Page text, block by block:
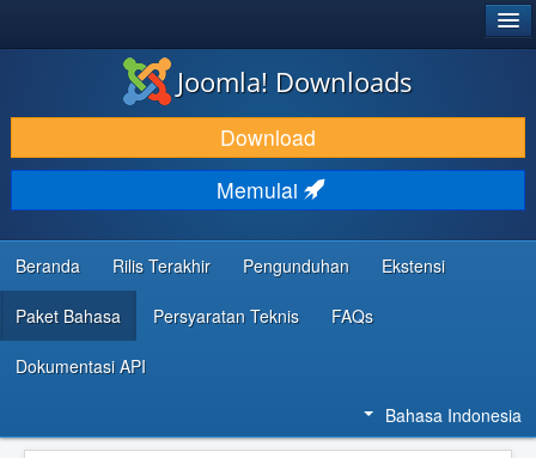
DOWNLOAD & KEMBANGKAN
TEMUKAN & PELAJARI
DUKUNGAN & KOMUNITAS
REFERENSI DEVELOPER
Joomla! Downloads
Download
Memulai
Beranda Rilis Terakhir Pengunduhan Ekstensi
Paket Bahasa Persyaratan Teknis FAQs
Dokumentasi API
Bahasa Indonesia